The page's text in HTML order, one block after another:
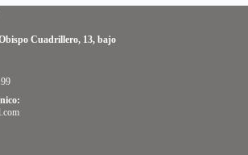
Cuadrillero, 13, bajo